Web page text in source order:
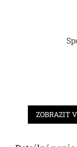
ZOBRAZIT